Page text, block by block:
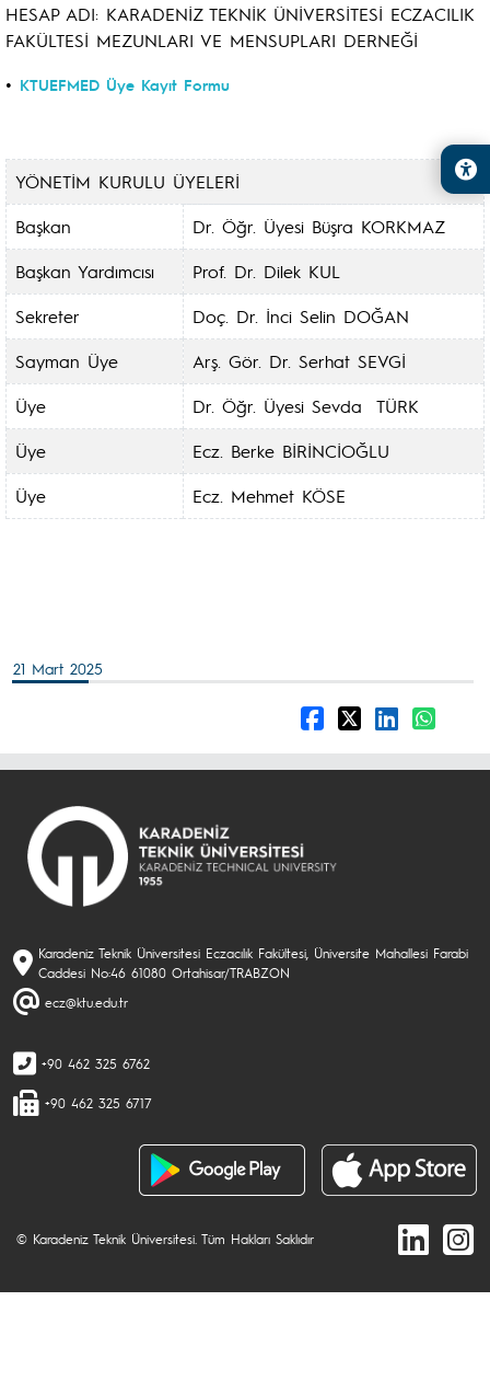
HESAP ADI: KARADENİZ TEKNİK ÜNİVERSİTESİ ECZACILIK
FAKÜLTESİ MEZUNLARI VE MENSUPLARI DERNEĞİ
• KTUEFMED Üye Kayıt Formu
YÖNETİM KURULU ÜYELERİ
Başkan
Dr. Öğr. Üyesi Büşra KORKMAZ
Başkan Yardımcısı
Prof. Dr. Dilek KUL
Sekreter
Doç. Dr. İnci Selin DOĞAN
Sayman Üye
Arş. Gör. Dr. Serhat SEVGİ
Üye
Dr. Öğr. Üyesi Sevda TÜRK
Üye
Ecz. Berke BİRİNCİOĞLU
Üye
Ecz. Mehmet KÖSE
21 Mart 2025
Karadeniz Teknik Üniversitesi Eczacılık Fakültesi, Üniversite Mahallesi Farabi
Caddesi No:46 61080 Ortahisar/TRABZON
ecz@ktu.edu.tr
+90 462 325 6762
+90 462 325 6717
© Karadeniz Teknik Üniversitesi. Tüm Hakları Saklıdır